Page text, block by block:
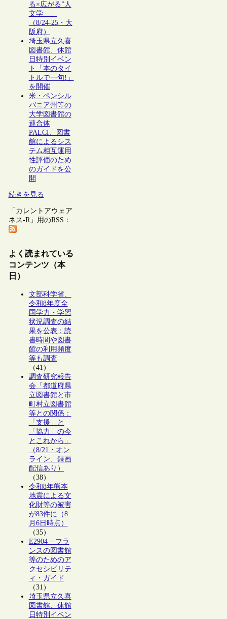
る×広がる”人
文学―」
（8/24-25・大
阪府）
埼玉県立久喜
図書館、休館
日特別イベン
ト「本のタイ
トルで一句!」
を開催
米・ペンシル
バニア州等の
大学図書館の
連合体
PALCI、図書
館によるシス
テム相互運用
性評価のため
のガイドを公
開
続きを見る
「カレントアウェア
ネス-R」用のRSS：
よく読まれている
コンテンツ（本
日）
文部科学省、
令和8年度全
国学力・学習
状況調査の結
果を公表：読
書時間や図書
館の利用頻度
等も調査
（41）
調査研究報告
会「都道府県
立図書館と市
町村立図書館
等との関係：
「支援」と
「協力」の今
とこれから」
（8/21・オン
ライン、録画
配信あり）
（38）
令和8年熊本
地震による文
化財等の被害
が83件に（8
月6日時点）
（35）
E2904 – フラ
ンスの図書館
等のためのア
クセシビリテ
ィ・ガイド
（31）
埼玉県立久喜
図書館、休館
日特別イベン